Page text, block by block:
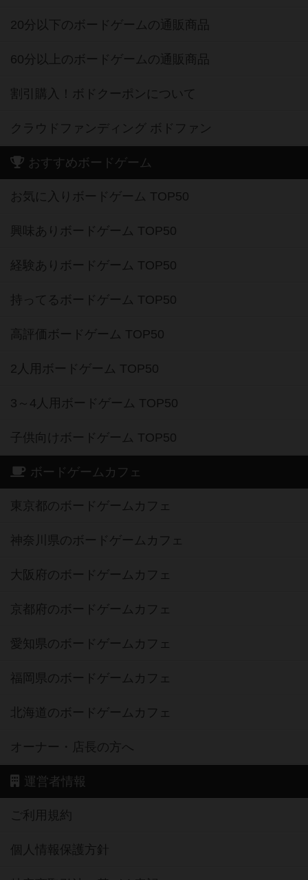
20分以下のボードゲームの通販商品
60分以上のボードゲームの通販商品
割引購入！ボドクーポンについて
クラウドファンディング ボドファン
おすすめボードゲーム
お気に入りボードゲーム TOP50
興味ありボードゲーム TOP50
経験ありボードゲーム TOP50
持ってるボードゲーム TOP50
高評価ボードゲーム TOP50
2人用ボードゲーム TOP50
3～4人用ボードゲーム TOP50
子供向けボードゲーム TOP50
ボードゲームカフェ
東京都のボードゲームカフェ
神奈川県のボードゲームカフェ
大阪府のボードゲームカフェ
京都府のボードゲームカフェ
愛知県のボードゲームカフェ
福岡県のボードゲームカフェ
北海道のボードゲームカフェ
オーナー・店長の方へ
運営者情報
ご利用規約
個人情報保護方針